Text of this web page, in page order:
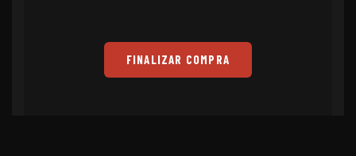
FINALIZAR COMPRA